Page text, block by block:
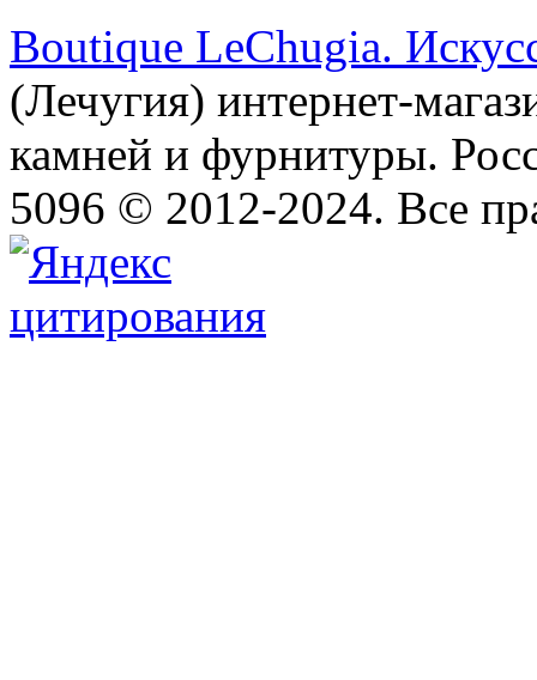
Boutique LeChugia.
(Лечугия) интернет-
камней и фурнитуры.
5096 © 2012-2024. Все